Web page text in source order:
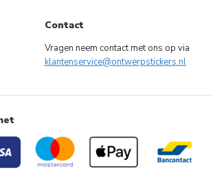
Contact
Vragen neem contact met ons op via
klantenservice@ontwerpstickers.nl